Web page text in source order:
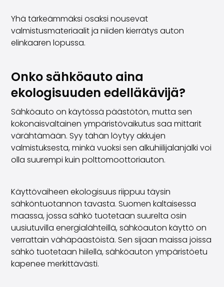
Polestar
Skoda
Tesla
Volvo
Kaikki automerkit
Myy autosi
Myy autosi
Myy yrityksen auto
Artikkeleita auton myyntiin liittyen
Muista nämä kun myyt auton!
Miten säilytän autoni arvon?
SakaVarma
SakaKasko
Rahoitus
Kotiintoimitus
SakaVarma hyötyajoneuvoille
Varusteet autoosi
Vetokoukut
Yhä tärkeämmäksi osaksi nousevat
valmistusmateriaalit ja niiden kierrätys auton
elinkaaren lopussa.
Onko sähköauto aina
ekologisuuden edelläkävijä?
Sähköauto on käytössä päästötön, mutta sen
kokonaisvaltainen ympäristövaikutus saa mittarit
värähtämään. Syy tähän löytyy akkujen
valmistuksesta, minkä vuoksi sen alkuhiilijalanjälki voi
olla suurempi kuin polttomoottoriauton.
Käyttövaiheen ekologisuus riippuu täysin
sähköntuotannon tavasta. Suomen kaltaisessa
maassa, jossa sähkö tuotetaan suurelta osin
uusiutuvilla energialähteillä, sähköauton käyttö on
verrattain vähäpäästöistä. Sen sijaan maissa joissa
sähkö tuotetaan hiilellä, sähköauton ympäristöetu
kapenee merkittävästi.